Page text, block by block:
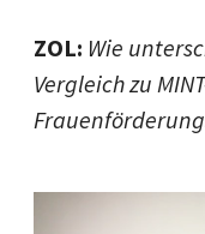
ZOL: Wie
Vergleich zu